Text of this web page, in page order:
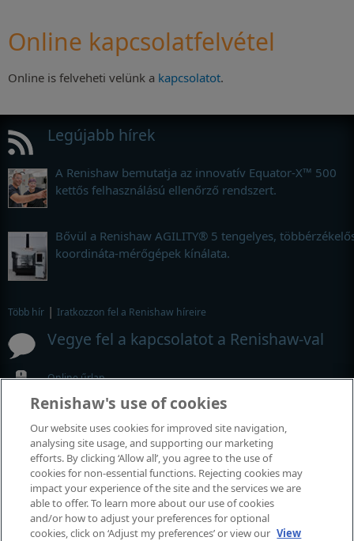
Online kapcsolatfelvétel
Online is felveheti velünk a kapcsolatot.
Legújabb hírek
A Renishaw bemutatja az innovatív Equator-X™ 500
kettős felhasználású ellenőrző rendszert.
Bővül a Renishaw AGILITY® 5 tengelyes,
koordináta-mérőgépek kínálata.
Több hír | Iratkozzon fel a Renishaw híreire
Vegye fel a kapcsolatot a Renishaw-val
Online űrlap
Az adott kirendeltség részletes adatai
MyRenishaw
Webshop
Rendezvények és kiállítások
Renishaw's use of cookies
Our website uses cookies for improved site navigation,
analysing site usage, and supporting our marketing
efforts. By clicking ‘Allow all’, you agree to the use of
cookies for non-essential functions. Rejecting cookies may
impact your experience of the site and the services we are
able to offer. To learn more about our use of cookies
and/or how to adjust your preferences for optional
cookies, click on ‘Adjust my preferences’ or view our View